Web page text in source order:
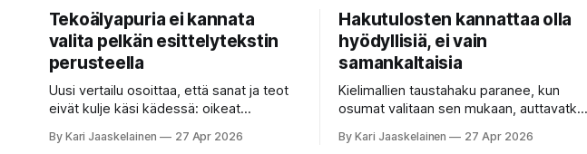
Tekoälyapuria ei kannata
valita pelkän esittelytekstin
perusteella
Uusi vertailu osoittaa, että sanat ja teot
eivät kulje käsi kädessä: oikeat
kun etsitään sopivaa tekoälyapuria
By Kari Jaaskelainen 27 Apr 2026
Hakutulosten kannattaa olla
hyödyllisiä, ei vain
samankaltaisia
Kielimallien taustahaku paranee, kun
osumat valitaan sen mukaan, auttavatko
satakertaisesti nopeampaa kuin
By Kari Jaaskelainen 27 Apr 2026